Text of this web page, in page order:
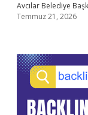
Avcılar Belediye
Temmuz 21, 2026